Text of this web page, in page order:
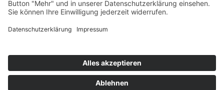
Jetzt an der STUDIE360 teilnehmen
Wir möchten Transparenz mit einheitlichen Kriterien
kostenlose Teilnahme wichtig. Die Ergebnisse werden
umgehend nach Teilnahme und Auswertung auf
unserer Webseite zur Verfügung gestellt.